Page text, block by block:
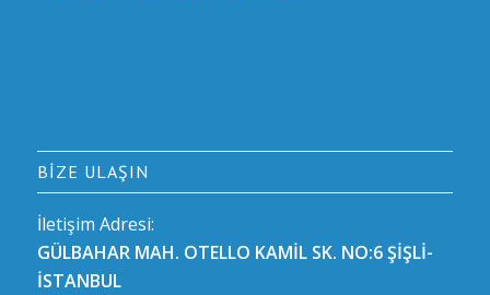
BIZE ULAŞIN
İletişim Adresi:
GÜLBAHAR MAH. OTELLO KAMİL SK. NO:6 ŞİŞLİ-
İSTANBUL